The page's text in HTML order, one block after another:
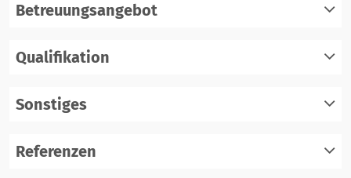
Betreuungsangebot
Qualifikation
Sonstiges
Referenzen